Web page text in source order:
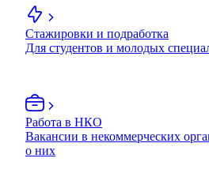
Стажировки и подработка
Для студентов и молодых
Работа в НКО
Вакансии в некоммерческих
о них